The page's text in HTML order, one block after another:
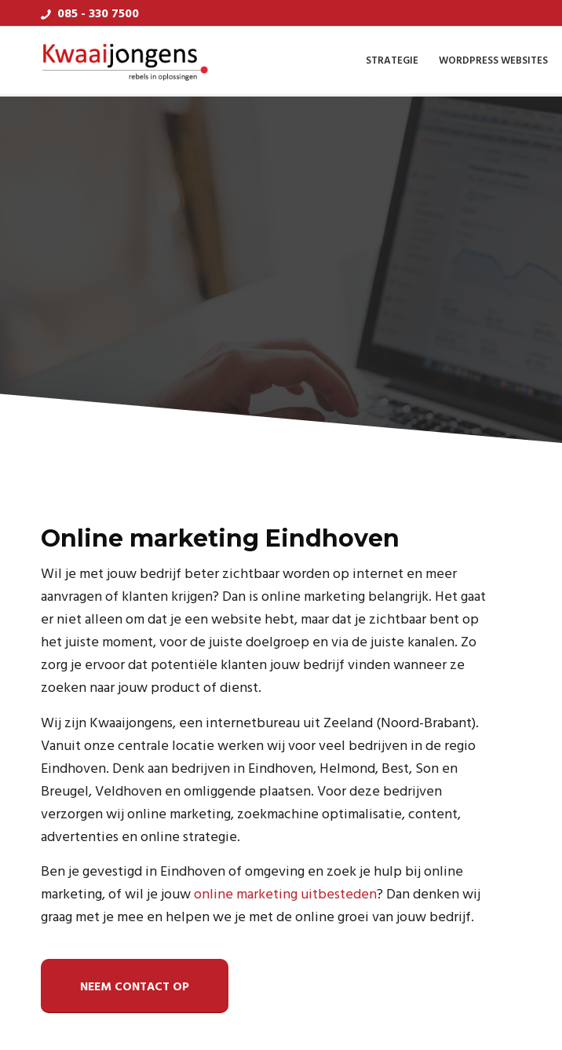
085 - 330 7500
STRATEGIE WORDPRESS WEBSITES
Online marketing Eindhoven
Wil je met jouw bedrijf beter zichtbaar worden op internet en meer
aanvragen of klanten krijgen? Dan is online marketing belangrijk. Het gaat
er niet alleen om dat je een website hebt, maar dat je zichtbaar bent op
het juiste moment, voor de juiste doelgroep en via de juiste kanalen. Zo
zorg je ervoor dat potentiële klanten jouw bedrijf vinden wanneer ze
zoeken naar jouw product of dienst.
Wij zijn Kwaaijongens, een internetbureau uit Zeeland (Noord-Brabant).
Vanuit onze centrale locatie werken wij voor veel bedrijven in de regio
Eindhoven. Denk aan bedrijven in Eindhoven, Helmond, Best, Son en
Breugel, Veldhoven en omliggende plaatsen. Voor deze bedrijven
verzorgen wij online marketing, zoekmachine optimalisatie, content,
advertenties en online strategie.
Ben je gevestigd in Eindhoven of omgeving en zoek je hulp bij online
marketing, of wil je jouwonline marketing uitbesteden? Dan denken wij
graag met je mee en helpen we je met de online groei van jouw bedrijf.
NEEM CONTACT OP